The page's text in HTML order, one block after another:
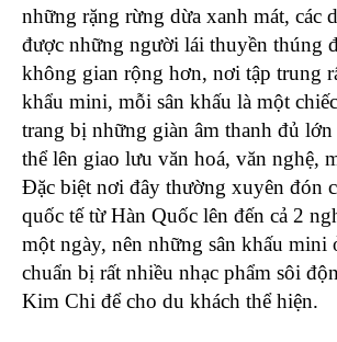
những rặng rừng dừa xanh mát, các
được những người lái thuyền thúng
không gian rộng hơn, nơi tập trung
khẩu mini, mỗi sân khấu là một
trang bị những giàn âm thanh đủ lớn
thể lên giao lưu văn hoá, văn nghệ,
Đặc biệt nơi đây thường xuyên đón
quốc tế từ Hàn Quốc lên đến cả 2
một ngày, nên những sân khấu mini
chuẩn bị rất nhiều nhạc phẩm sôi
Kim Chi để cho du khách thể hiện.